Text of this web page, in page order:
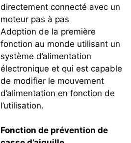
directement connecté avec un
moteur pas à pas
Adoption de la première
fonction au monde utilisant un
système d’alimentation
électronique et qui est capable
de modifier le mouvement
d’alimentation en fonction de
l’utilisation.
Fonction de prévention de